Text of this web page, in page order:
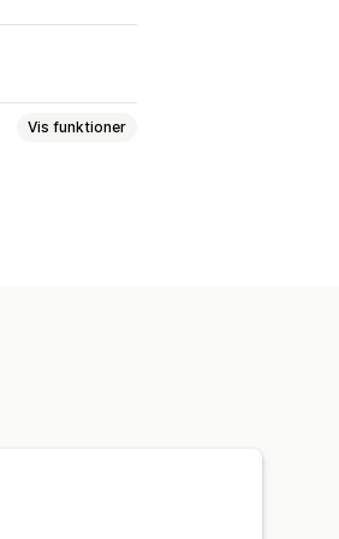
Vis funktioner